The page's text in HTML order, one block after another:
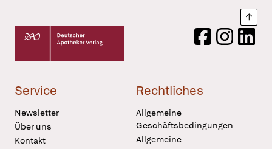
Deutscher Apotheker Verlag Logo
FacebookInstagram
Service
Newsletter
Über uns
Kontakt
Rechtliches
Allgemeine
Geschäftsbedingungen
Allgemeine